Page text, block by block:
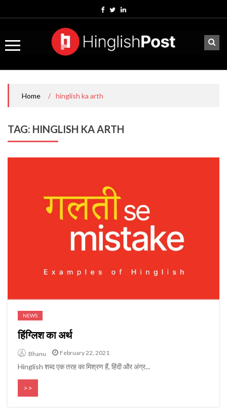
Home / hinglish ka arth
TAG: HINGLISH KA ARTH
NEWS
हिंग्लिश का अर्थ
Bhanu February 22, 2021
Hinglish शब्द एक तरह का मिश्रण हैं, हिंदी और अंग्र...
>>